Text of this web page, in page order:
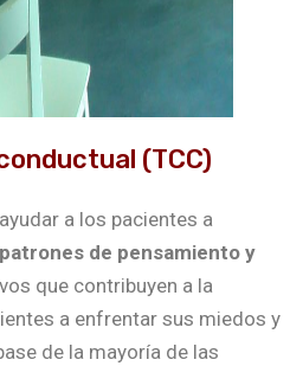
(TCC)
a los pacientes a
de pensamiento y
que contribuyen a la
a enfrentar sus miedos y
de la mayoría de las